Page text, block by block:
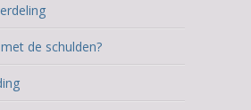
de schulden?